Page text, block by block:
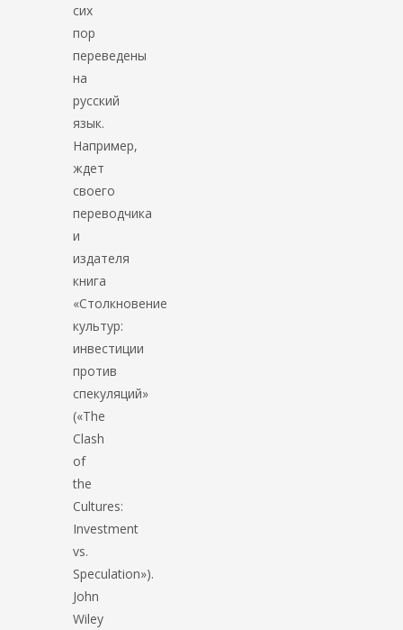
сих
пор
переведены
на
русский
язык.
Например,
ждет
своего
переводчика
и
издателя
книга
«Столкновение
культур:
инвестиции
против
спекуляций»
(«The
Clash
of
the
Cultures:
Investment
vs.
Speculation»).
John
Wiley